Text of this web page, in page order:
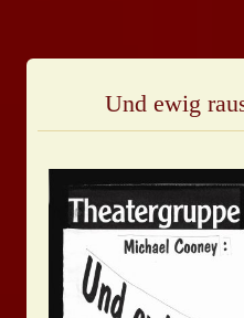
Und ewig